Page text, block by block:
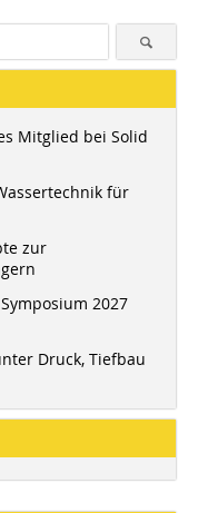
Mitglied bei Solid
für
zur
2027
Druck, Tiefbau